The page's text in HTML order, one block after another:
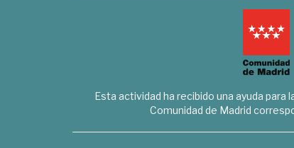
Esta actividad ha recibido una ayuda para
Comunidad de Madrid